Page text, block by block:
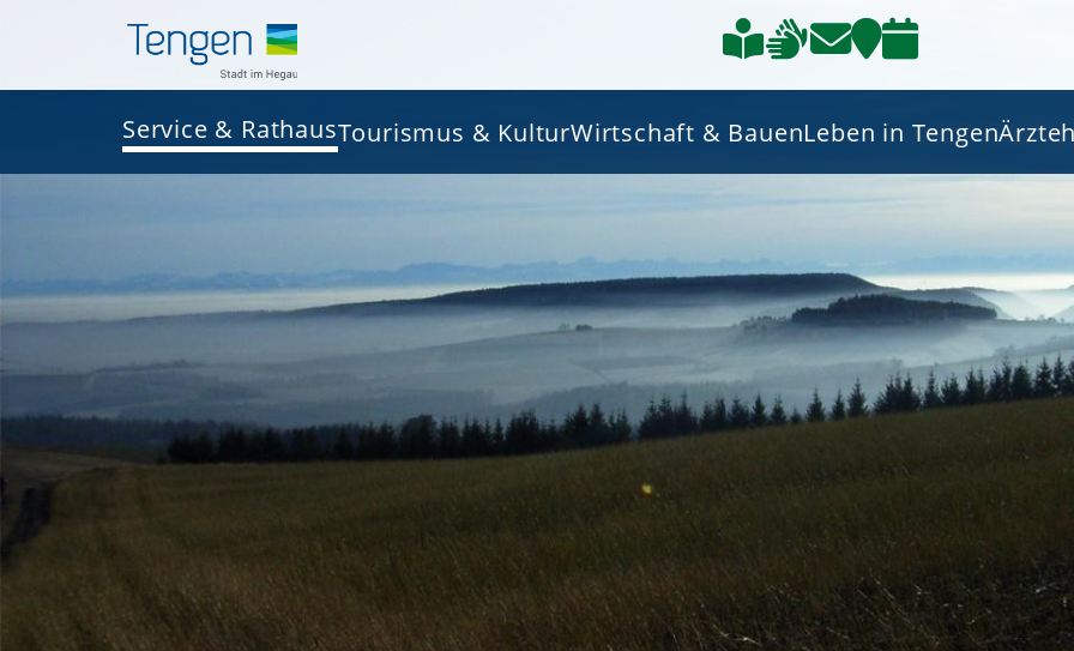
Service & RathausTourismus & KulturWirtschaft & BauenLeben in Tengen